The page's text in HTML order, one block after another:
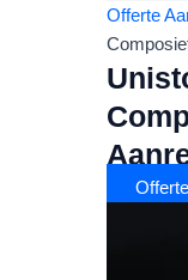
Offerte